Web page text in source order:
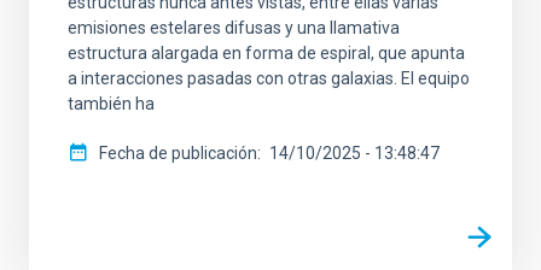
emisiones estelares difusas y una llamativa
estructura alargada en forma de espiral, que apunta
a interacciones pasadas con otras galaxias. El equipo
también ha
Fecha de publicación 14/10/2025 - 13:48:47